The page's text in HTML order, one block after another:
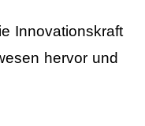
Innovationskraft
hervor und